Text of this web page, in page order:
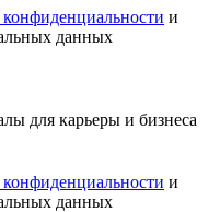
и
данных
для карьеры и бизнеса
и
данных